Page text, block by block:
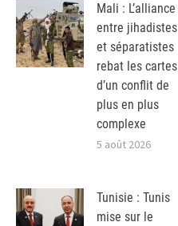
Mali : L’alliance
entre jihadistes
et séparatistes
rebat les cartes
d’un conflit de
plus en plus
complexe
5 août 2026
Tunisie : Tunis
mise sur le